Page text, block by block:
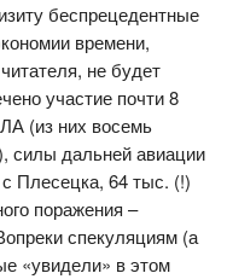
беспрецедентные
времени,
не будет
участие почти 8
(из них восемь
силы дальней авиации
Плесецка, 64 тыс. (!)
поражения –
спекуляциям (а
«увидели» в этом